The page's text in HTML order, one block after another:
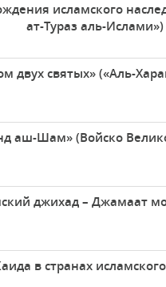
исламского
ат-Тураз аль-Ислами»)
двух святых» («Аль-
аш-Шам» (Войско
джихад – Джамаат
в странах